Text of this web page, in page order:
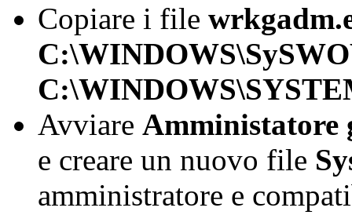
Copiare i file
Avviare Amministatore
e creare un nuovo file
amministratore e